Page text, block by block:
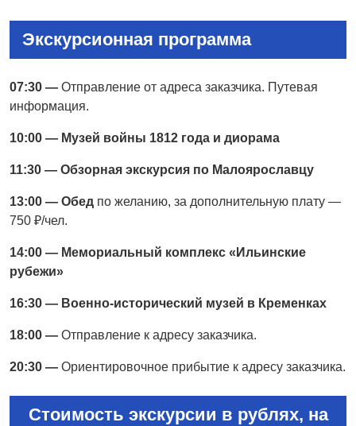
Экскурсионная программа
07:30 — Отправление от адреса заказчика. Путевая
информация.
10:00 — Музей войны 1812 года и диорама
11:30 — Обзорная экскурсия по Малоярославцу
13:00 — Обед по желанию, за дополнительную плату —
750 ₽/чел.
14:00 — Мемориальный комплекс «Ильинские
рубежи»
16:30 — Военно-исторический музей в Кременках
18:00 — Отправление к адресу заказчика.
20:30 — Ориентировочное прибытие к адресу заказчика.
Стоимость экскурсии в рублях, на